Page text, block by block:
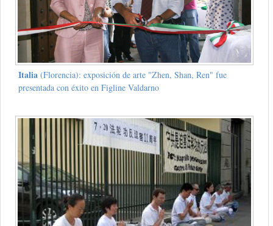
Italia(Florencia): exposición de arte "Zhen, Shan, Ren" fue
presentada con éxito en Figline Valdarno